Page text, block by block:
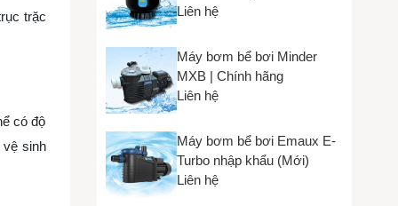
trặc
có độ
vệ sinh
Liên hệ
Máy bơm bể bơi Minder
MXB | Chính hãng
Liên hệ
Máy bơm bể bơi Emaux E-
Turbo nhập khẩu (Mới)
Liên hệ